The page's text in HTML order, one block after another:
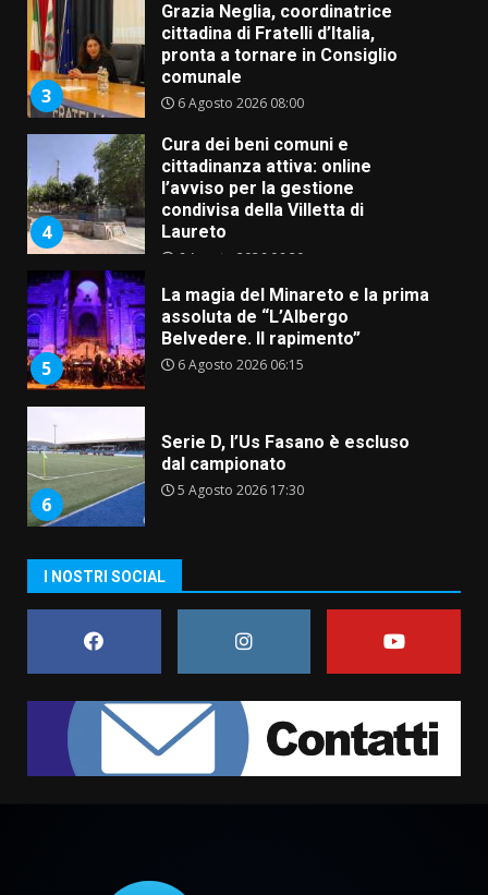
3
Grazia Neglia, coordinatrice
cittadina di Fratelli d’Italia,
pronta a tornare in Consiglio
comunale
6 Agosto 2026 08:00
4
Cura dei beni comuni e
cittadinanza attiva: online
l’avviso per la gestione
condivisa della Villetta di
Laureto
6 Agosto 2026 06:20
5
La magia del Minareto e la prima
assoluta de “L’Albergo
Belvedere. Il rapimento”
6 Agosto 2026 06:15
6
Serie D, l’Us Fasano è escluso
dal campionato
5 Agosto 2026 17:30
Truffatori in azione nelle
frazioni fasanesi
1
Fasanese ferito a colpi di arma
da fuoco
6 Agosto 2026 18:13
Comune di Fasano
I NOSTRI SOCIAL